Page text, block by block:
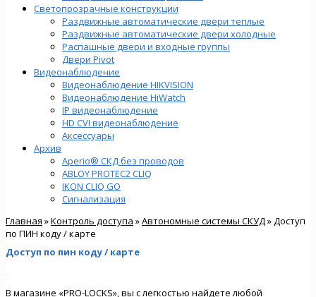
Светопрозрачные конструкции
Раздвижные автоматические двери теплые
Раздвижные автоматические двери холодные
Распашные двери и входные группы
Двери Pivot
Видеонаблюдение
Видеонаблюдение HIKVISION
Видеонаблюдение HiWatch
IP видеонаблюдение
HD CVI видеонаблюдение
Аксессуары
Архив
Aperio® СКД без проводов
ABLOY PROTEC2 CLIQ
IKON CLIQ GO
Сигнализация
Главная »Контроль доступа »Автономные системы СКУД » Доступ
по ПИН коду / карте
Доступ по пин коду / карте
В магазине «PRO-LOCKS», вы с легкостью найдете любой